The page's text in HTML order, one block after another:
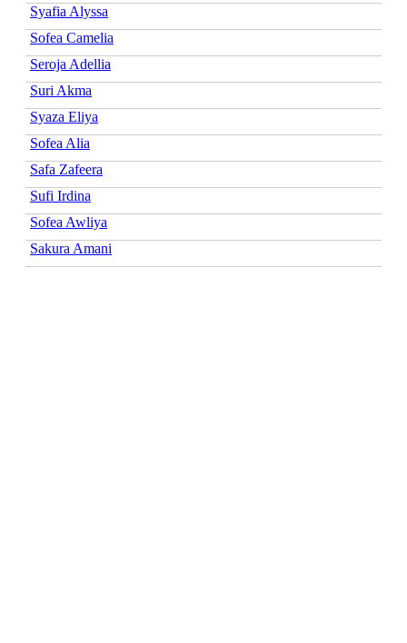
Syafia Alyssa
Sofea Camelia
Seroja Adellia
Suri Akma
Syaza Eliya
Sofea Alia
Safa Zafeera
Sufi Irdina
Sofea Awliya
Sakura Amani